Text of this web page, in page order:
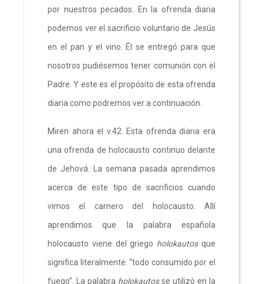
por nuestros pecados. En la ofrenda diaria
podemos ver el sacrificio voluntario de Jesús
en el pan y el vino. Él se entregó para que
nosotros pudiésemos tener comunión con el
Padre. Y este es el propósito de esta ofrenda
diaria como podremos ver a continuación.
Miren ahora el v.42. Esta ofrenda diaria era
una ofrenda de holocausto continuo delante
de Jehová. La semana pasada aprendimos
acerca de este tipo de sacrificios cuando
vimos el carnero del holocausto. Allí
aprendimos que la palabra española
holocausto viene del griego holokautosque
significa literalmente: “todo consumido por el
fuego”. La palabra holokautosse utilizó en la